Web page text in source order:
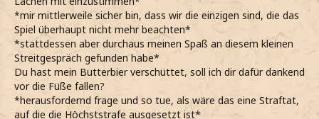
*mir mittlerweile sicher bin, dass wir die einzigen sind, die das
Spiel überhaupt nicht mehr beachten*
*stattdessen aber durchaus meinen Spaß an diesem kleinen
Streitgespräch gefunden habe*
Du hast mein Butterbier verschüttet, soll ich dir dafür dankend
vor die Füße fallen?
*herausfordernd frage und so tue, als wäre das eine Straftat,
auf die die Höchststrafe ausgesetzt ist*